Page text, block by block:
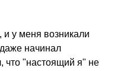
у меня возникали
начинал
что "настоящий я" не